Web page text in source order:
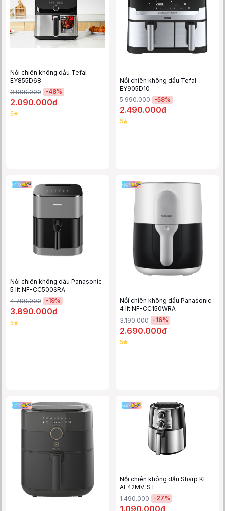
Nồi chiên không dầu Tefal
EY855D68
3.999.000 -48%
2.090.000đ
5
Nồi chiên không dầu Tefal
EY905D10
5.990.000 -58%
2.490.000đ
5
Nồi chiên không dâu Panasonic
5 lít NF-CC500SRA
4.790.000 -19%
3.890.000đ
5
Nồi chiên không dầu Panasonic
4 lít NF-CC150WRA
3.190.000 -16%
2.690.000đ
5
Nồi chiên không dầu Sharp KF-
AF42MV-ST
1.490.000 -27%
1.090.000đ